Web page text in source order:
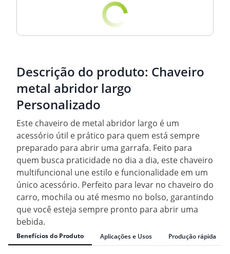
Descrição do produto: Chaveiro
metal abridor largo
Personalizado
Este chaveiro de metal abridor largo é um
acessório útil e prático para quem está sempre
preparado para abrir uma garrafa. Feito para
quem busca praticidade no dia a dia, este chaveiro
multifuncional une estilo e funcionalidade em um
único acessório. Perfeito para levar no chaveiro do
carro, mochila ou até mesmo no bolso, garantindo
que você esteja sempre pronto para abrir uma
bebida.
Benefícios do Produto Aplicações e Usos Produção rápida